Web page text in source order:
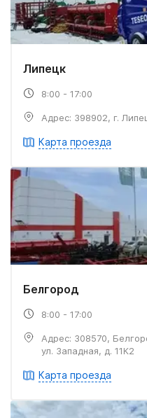
Липецк
8:00 - 17:00
Адрес: 398902, г.
Карта проезда
Белгород
8:00 - 17:00
Адрес: 308570,
ул. Западная, д. 11К2
Карта проезда